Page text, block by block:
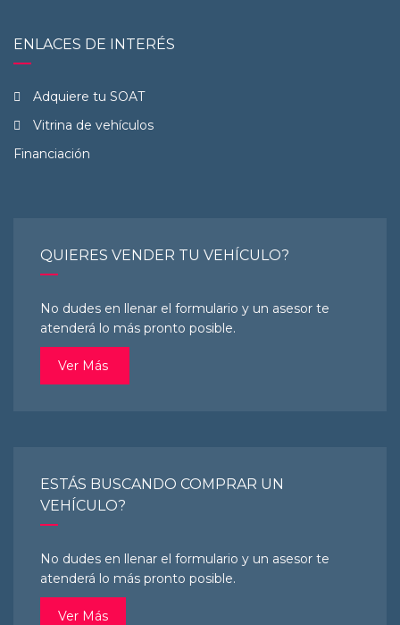
ENLACES DE INTERÉS
Adquiere tu SOAT
Vitrina de vehículos
Financiación
QUIERES VENDER TU VEHÍCULO?
No dudes en llenar el formulario y un asesor te
atenderá lo más pronto posible.
Ver Más
ESTÁS BUSCANDO COMPRAR UN
VEHÍCULO?
No dudes en llenar el formulario y un asesor te
atenderá lo más pronto posible.
Ver Más